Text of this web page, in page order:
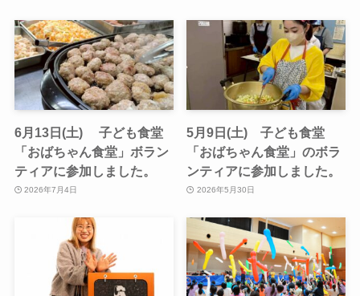
6月13日(土) 子ども食堂
「おばちゃん食堂」ボラン
ティアに参加しました。
2026年7月4日
5月9日(土) 子ども食堂
「おばちゃん食堂」のボラ
ンティアに参加しました。
2026年5月30日